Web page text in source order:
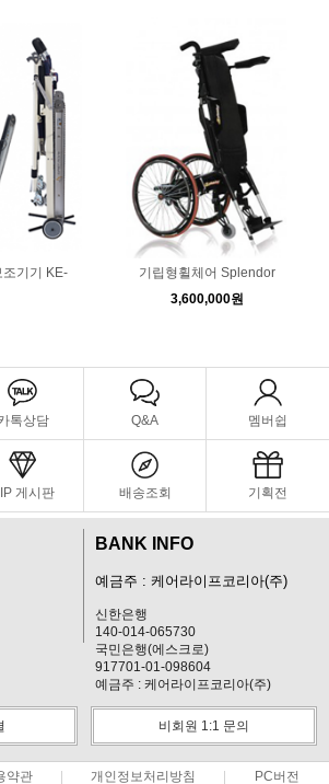
기기 KE-
기립형휠체어 Splendor
3,600,000원
톡상담 Q&A 멤버쉽
게시판 배송조회 기획전
BANK INFO
예금주 : 케어라이프코리아(주)
신한은행
140-014-065730
국민은행(에스크로)
917701-01-098604
예금주 : 케어라이프코리아(주)
비회원 1:1 문의
약관 개인정보처리방침 PC버전